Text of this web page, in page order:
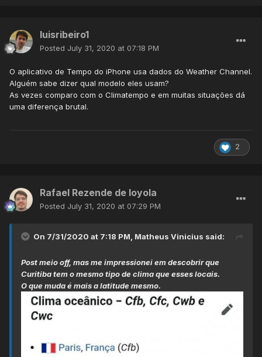
luisribeiro1
Posted July 31, 2020 at 07:18 PM
O aplicativo de Tempo do iPhone usa dados do Weather Channel.
Alguém sabe dizer qual modelo eles usam?
As vezes comparo com o Climatempo e em muitas situações dá
uma diferença brutal.
2
Rafael Rezende de loyola
Posted July 31, 2020 at 07:29 PM
On 7/31/2020 at 7:18 PM, Matheus Vinicius said:
Post meio off, mas me impressionei em descobrir que
Curitiba tem o mesmo tipo de clima que esses locais.
O que muda é mais a latitude mesmo.